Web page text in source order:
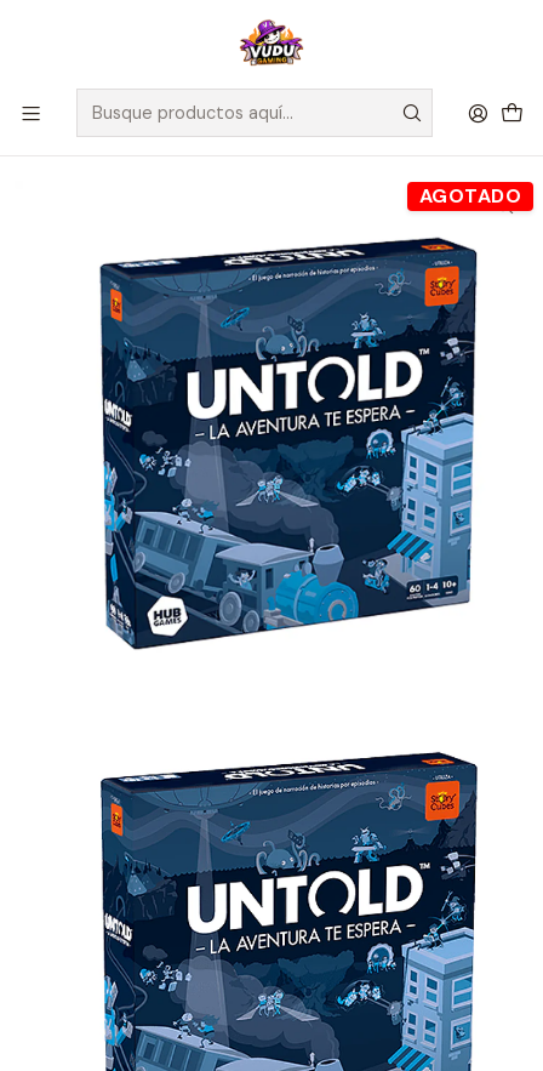
🚀 ¡Despachamos a todo Chile! Envío GRATIS a Regiones sobre
$100.000 y a RM sobre $35.000
Inicio Juegos de Mesa Familiares
Untold: La Aventura Te Espera - Español
AGOTADO